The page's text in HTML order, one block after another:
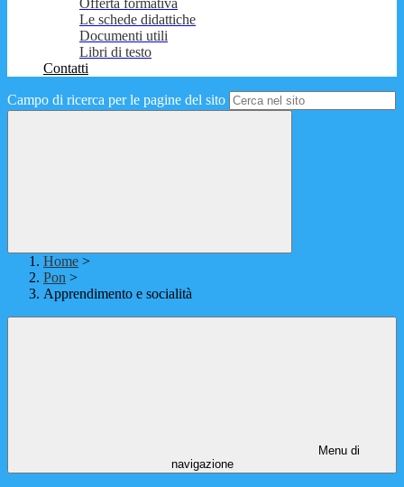
Offerta formativa
Le schede didattiche
Documenti utili
Libri di testo
Contatti
Campo di ricerca per le pagine del sito
Home >
Pon >
Apprendimento e socialità
Menu di
navigazione